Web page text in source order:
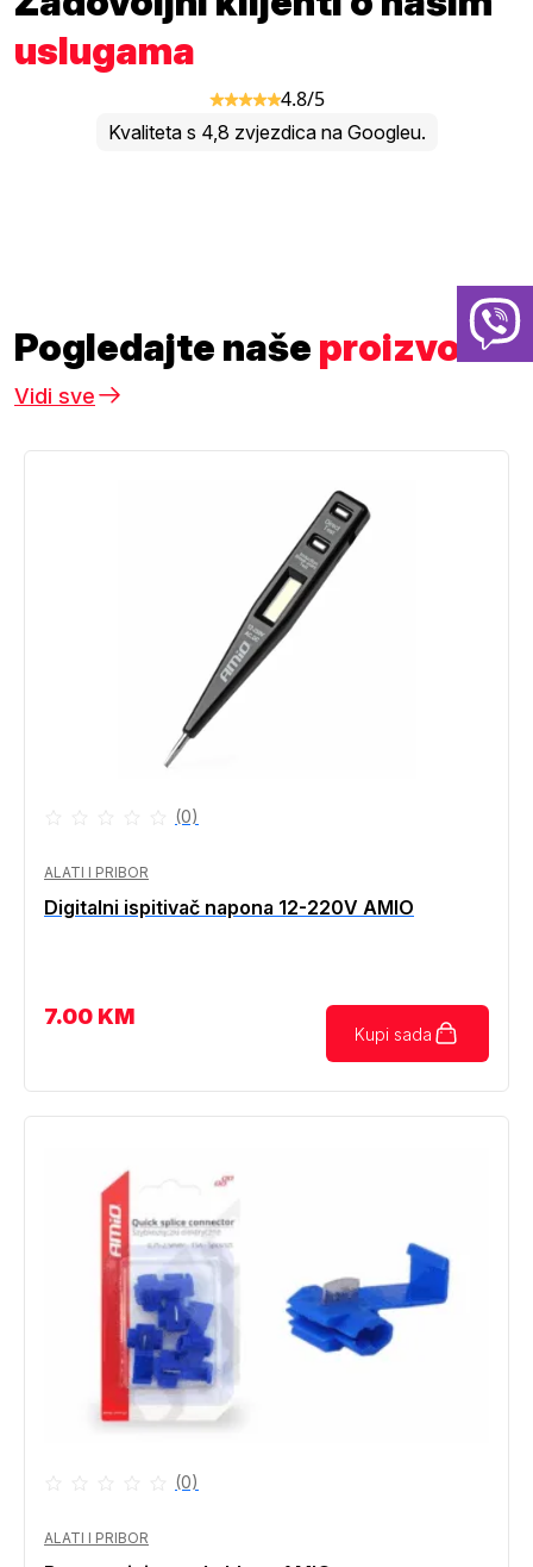
uslugama
4.8/5
Kvaliteta s 4,8 zvjezdica na Googleu.
Pogledajte naše proizvode
Vidi sve
(0)
ALATI I PRIBOR
Digitalni ispitivač napona 12-220V AMIO
7.00 KM
Kupi sada
(0)
ALATI I PRIBOR